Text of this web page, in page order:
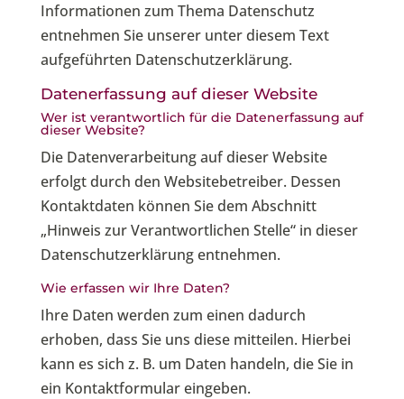
Informationen zum Thema Datenschutz
entnehmen Sie unserer unter diesem Text
aufgeführten Datenschutzerklärung.
Datenerfassung auf dieser Website
Wer ist verantwortlich für die Datenerfassung auf
dieser Website?
Die Datenverarbeitung auf dieser Website
erfolgt durch den Websitebetreiber. Dessen
Kontaktdaten können Sie dem Abschnitt
„Hinweis zur Verantwortlichen Stelle“ in dieser
Datenschutzerklärung entnehmen.
Wie erfassen wir Ihre Daten?
Ihre Daten werden zum einen dadurch
erhoben, dass Sie uns diese mitteilen. Hierbei
kann es sich z. B. um Daten handeln, die Sie in
ein Kontaktformular eingeben.